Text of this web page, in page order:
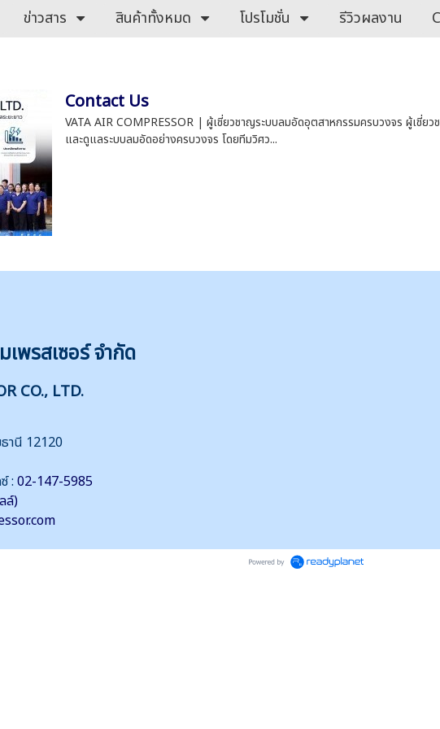
ข่าวสาร สินค้าทั้งหมด โปรโมชั่น รีวิวผลงาน
Contact Us
VATA AIR COMPRESSOR | ผู้เชี่ยวชาญระบบลมอัดอุตสาหกรรมครบวงจร ผู้เชี่
และดูแลระบบลมอัดอย่างครบวงจร โดยทีมวิศว...
พรสเซอร์ จำกัด
CO., LTD.
านี 12120
: 02-147-5985
ล์)